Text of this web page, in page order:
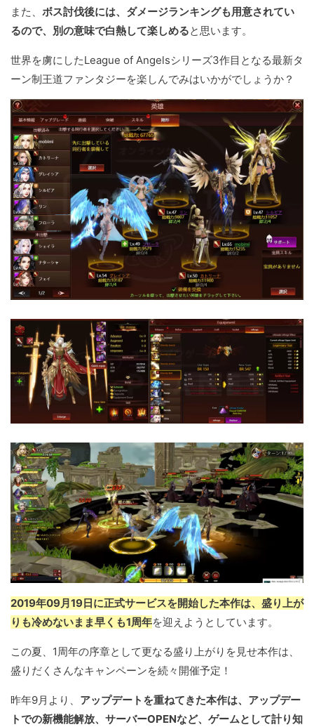
また、 ボス討伐後には、ダメージランキングも用意されてい
るので、別の意味で白熱して楽しめると思います。
世界を虜にしたLeague of Angelsシリーズ3作目となる最新タ
ーン制王道ファンタジーを楽しんでみはいかがでしょうか？
2019年09月19日に正式サービスを開始した本作は、盛り上が
りも冷めないまま早くも1周年を迎えようとしています。
この夏、1周年の序章として更なる盛り上がりを見せ本作は、
盛りだくさんなキャンペーンを続々開催予定！
昨年9月より、 アップデートを重ねてきた本作は、アップデー
トでの新機能解放、サーバーOPENなど、ゲームとして計り知